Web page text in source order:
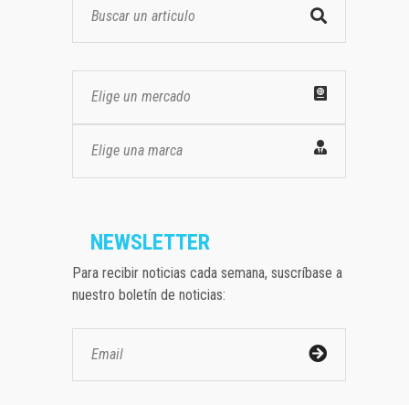
Elige un mercado
Elige una marca
NEWSLETTER
Para recibir noticias cada semana, suscríbase a
nuestro boletín de noticias: